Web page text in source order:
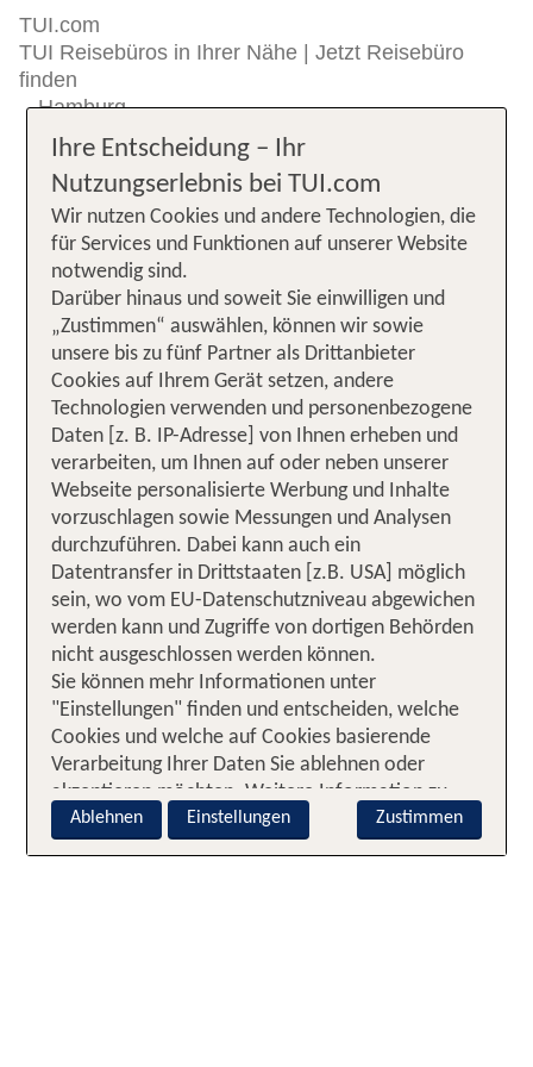
TUI.com
TUI Reisebüros in Ihrer Nähe | Jetzt Reisebüro
finden
Hamburg
Ihre Entscheidung – Ihr
Nutzungserlebnis bei TUI.com
Wir nutzen Cookies und andere Technologien, die
für Services und Funktionen auf unserer Website
notwendig sind.
Darüber hinaus und soweit Sie einwilligen und
„Zustimmen“ auswählen, können wir sowie
unsere bis zu fünf Partner als Drittanbieter
Cookies auf Ihrem Gerät setzen, andere
Technologien verwenden und personenbezogene
Daten [z. B. IP-Adresse] von Ihnen erheben und
verarbeiten, um Ihnen auf oder neben unserer
Webseite personalisierte Werbung und Inhalte
vorzuschlagen sowie Messungen und Analysen
durchzuführen. Dabei kann auch ein
Datentransfer in Drittstaaten [z.B. USA] möglich
sein, wo vom EU-Datenschutzniveau abgewichen
werden kann und Zugriffe von dortigen Behörden
nicht ausgeschlossen werden können.
Sie können mehr Informationen unter
"Einstellungen" finden und entscheiden, welche
Cookies und welche auf Cookies basierende
Verarbeitung Ihrer Daten Sie ablehnen oder
akzeptieren möchten. Weitere Information zu
den Cookies finden Sie imCookie-Hinweis.
Zustimmen
Ablehnen Einstellungen